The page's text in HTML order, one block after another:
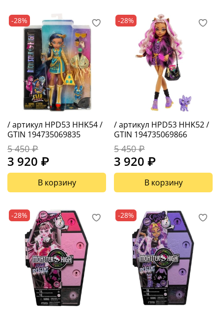
-28%
/ артикул HPD53 HHK54 /
GTIN 194735069835
5 450 ₽
3 920 ₽
В корзину
-28%
/ артикул HPD53 HHK52 /
GTIN 194735069866
5 450 ₽
3 920 ₽
В корзину
-28% -28%